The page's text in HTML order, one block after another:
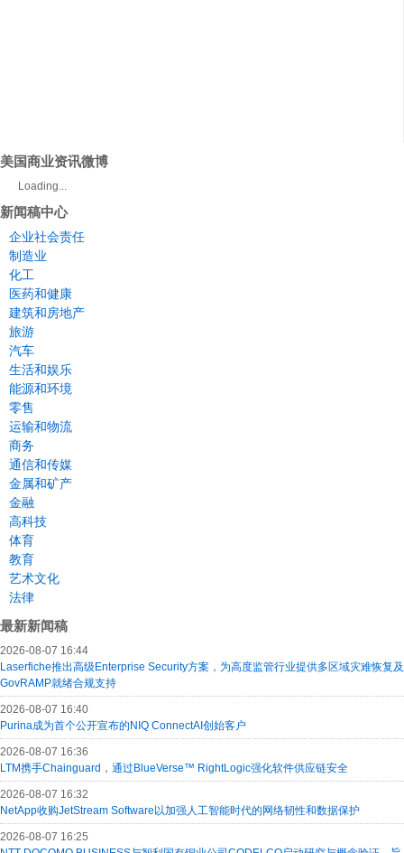
美国商业资讯微博
Loading...
新闻稿中心
企业社会责任
制造业
化工
医药和健康
建筑和房地产
旅游
汽车
生活和娱乐
能源和环境
零售
运输和物流
商务
通信和传媒
金属和矿产
金融
高科技
体育
教育
艺术文化
法律
最新新闻稿
2026-08-07 16:44
Laserfiche推出高级Enterprise Security方案，为高度监管行业提供多区域灾难恢复及
GovRAMP就绪合规支持
2026-08-07 16:40
Purina成为首个公开宣布的NIQ ConnectAI创始客户
2026-08-07 16:36
LTM携手Chainguard，通过BlueVerse™ RightLogic强化软件供应链安全
2026-08-07 16:32
NetApp收购JetStream Software以加强人工智能时代的网络韧性和数据保护
2026-08-07 16:25